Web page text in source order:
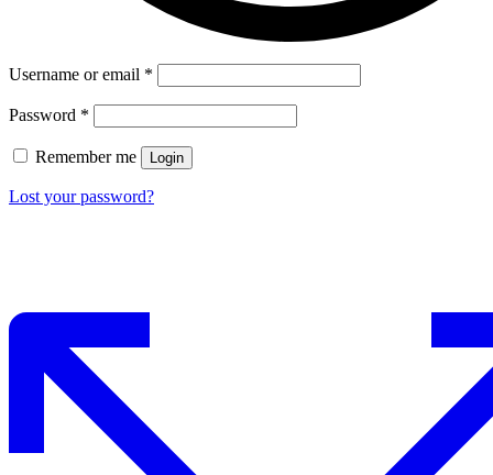
Username or email *
Password *
Remember me Login
Lost your password?